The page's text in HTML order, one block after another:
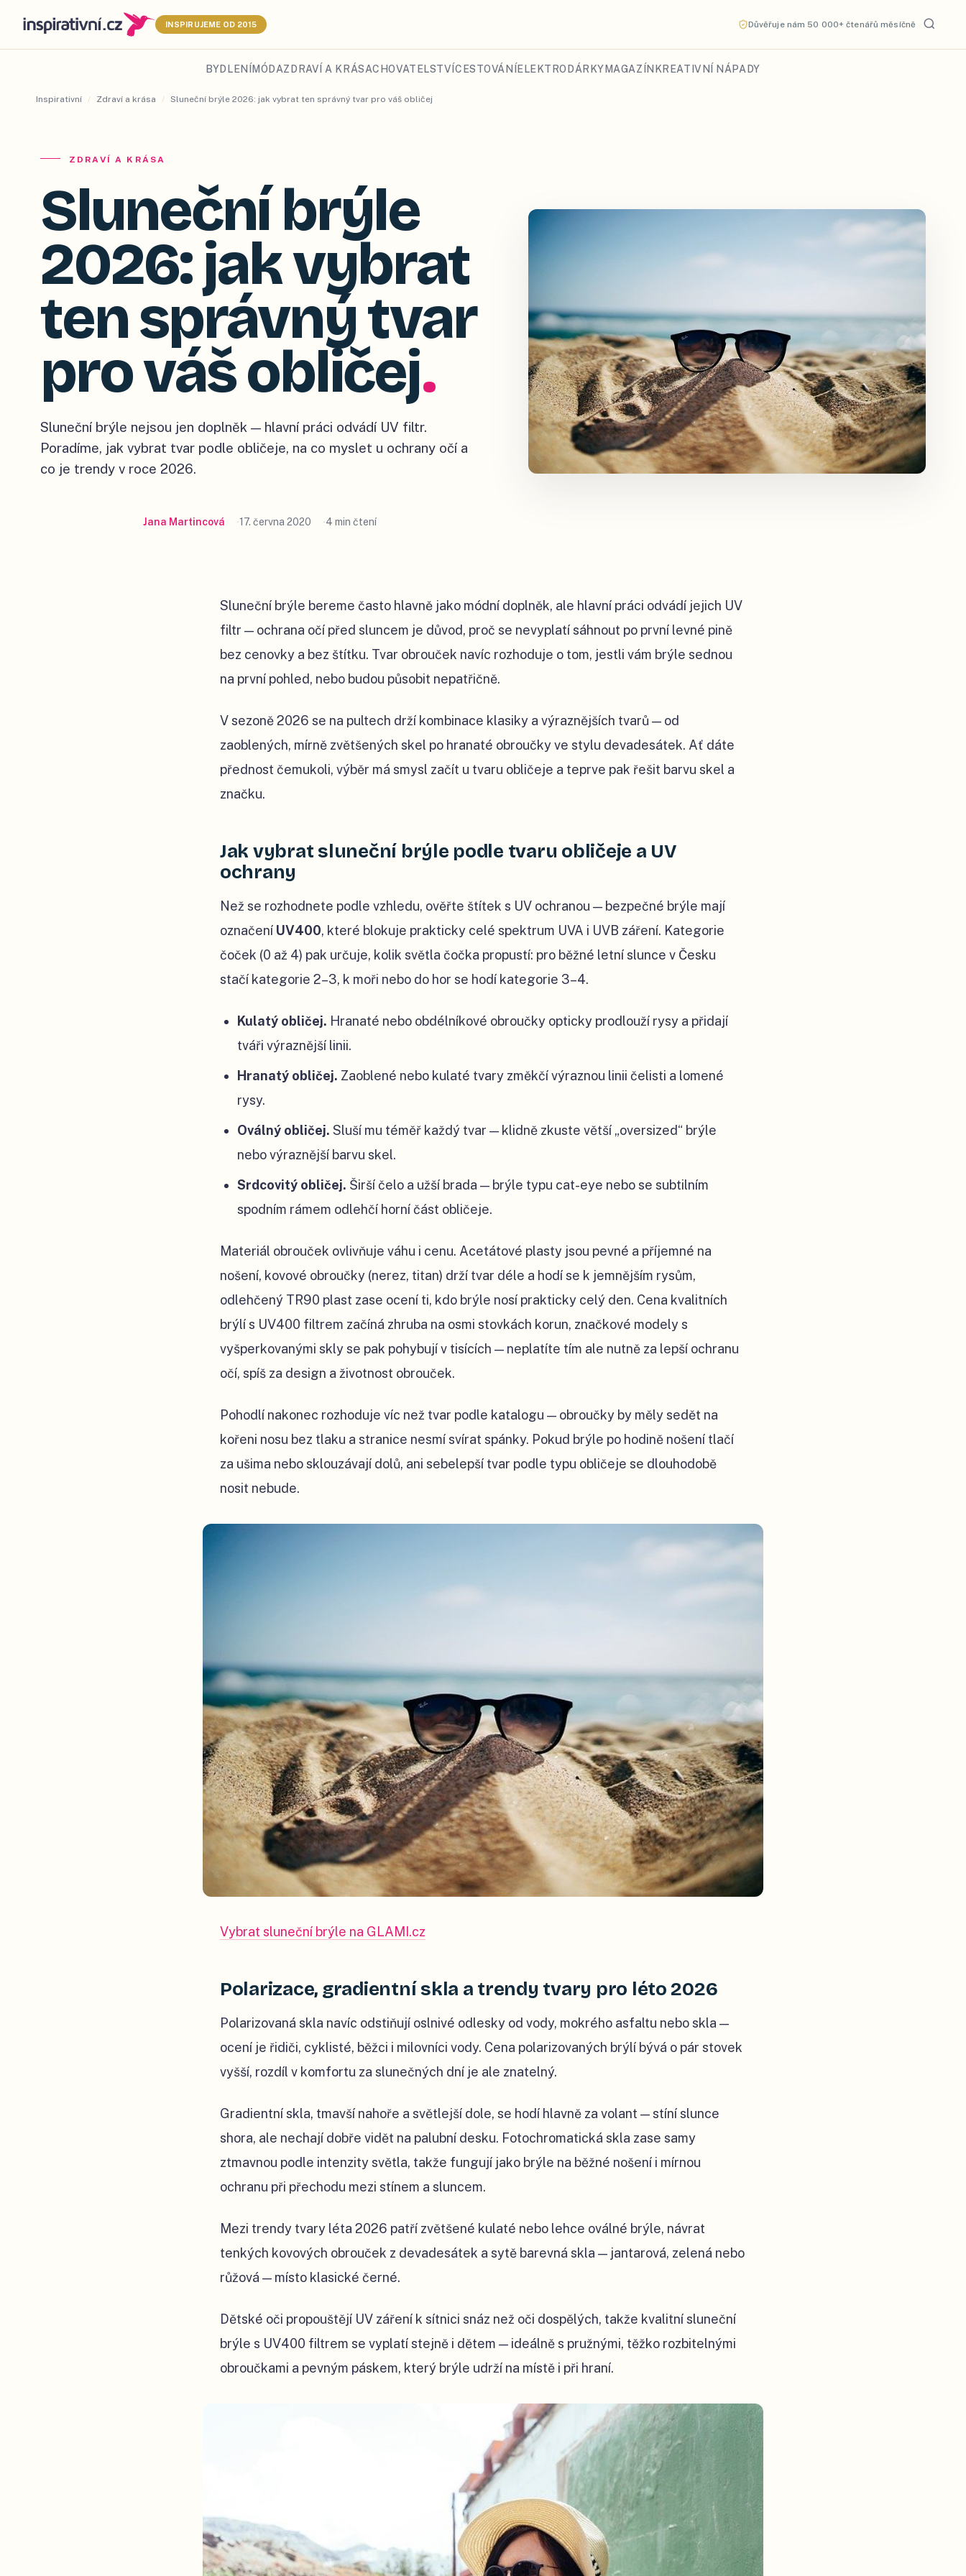
INSPIRUJEME OD 2015 Důvěřuje nám 50 000+ čtenářů měsíčně
BYDLENÍ MÓDAZDRAVÍ A KRÁSACHOVATELSTVÍCESTOVÁNÍ ELEKTRO DÁRKY MAGAZÍN KREATIVNÍ NÁPADY
Inspirativní / Zdraví a krása / Sluneční brýle 2026: jak vybrat ten správný tvar pro váš obličej
ZDRAVÍ A KRÁSA
Sluneční brýle
2026: jak vybrat
ten správný tvar
pro váš obličej.
Sluneční brýle nejsou jen doplněk — hlavní práci odvádí UV filtr.
Poradíme, jak vybrat tvar podle obličeje, na co myslet u ochrany očí a
co je trendy v roce 2026.
Jana Martincová 17. června 2020 4 min čtení
Sluneční brýle bereme často hlavně jako módní doplněk, ale hlavní práci odvádí jejich UV
filtr — ochrana očí před sluncem je důvod, proč se nevyplatí sáhnout po první levné pině
bez cenovky a bez štítku. Tvar obrouček navíc rozhoduje o tom, jestli vám brýle sednou
na první pohled, nebo budou působit nepatřičně.
V sezoně 2026 se na pultech drží kombinace klasiky a výraznějších tvarů — od
zaoblených, mírně zvětšených skel po hranaté obroučky ve stylu devadesátek. Ať dáte
přednost čemukoli, výběr má smysl začít u tvaru obličeje a teprve pak řešit barvu skel a
značku.
Jak vybrat sluneční brýle podle tvaru obličeje a UV
ochrany
Než se rozhodnete podle vzhledu, ověřte štítek s UV ochranou — bezpečné brýle mají
označení UV400, které blokuje prakticky celé spektrum UVA i UVB záření. Kategorie
čoček (0 až 4) pak určuje, kolik světla čočka propustí: pro běžné letní slunce v Česku
stačí kategorie 2–3, k moři nebo do hor se hodí kategorie 3–4.
Kulatý obličej. Hranaté nebo obdélníkové obroučky opticky prodlouží rysy a přidají
tváři výraznější linii.
Hranatý obličej. Zaoblené nebo kulaté tvary změkčí výraznou linii čelisti a lomené
rysy.
Oválný obličej. Sluší mu téměř každý tvar — klidně zkuste větší „oversized“ brýle
nebo výraznější barvu skel.
Srdcovitý obličej. Širší čelo a užší brada — brýle typu cat-eye nebo se subtilním
spodním rámem odlehčí horní část obličeje.
Materiál obrouček ovlivňuje váhu i cenu. Acetátové plasty jsou pevné a příjemné na
nošení, kovové obroučky (nerez, titan) drží tvar déle a hodí se k jemnějším rysům,
odlehčený TR90 plast zase ocení ti, kdo brýle nosí prakticky celý den. Cena kvalitních
brýlí s UV400 filtrem začíná zhruba na osmi stovkách korun, značkové modely s
vyšperkovanými skly se pak pohybují v tisících — neplatíte tím ale nutně za lepší ochranu
očí, spíš za design a životnost obrouček.
Pohodlí nakonec rozhoduje víc než tvar podle katalogu — obroučky by měly sedět na
kořeni nosu bez tlaku a stranice nesmí svírat spánky. Pokud brýle po hodině nošení tlačí
za ušima nebo sklouzávají dolů, ani sebelepší tvar podle typu obličeje se dlouhodobě
nosit nebude.
Vybrat sluneční brýle na GLAMI.cz
Polarizace, gradientní skla a trendy tvary pro léto 2026
Polarizovaná skla navíc odstiňují oslnivé odlesky od vody, mokrého asfaltu nebo skla —
ocení je řidiči, cyklisté, běžci i milovníci vody. Cena polarizovaných brýlí bývá o pár stovek
vyšší, rozdíl v komfortu za slunečných dní je ale znatelný.
Gradientní skla, tmavší nahoře a světlejší dole, se hodí hlavně za volant — stíní slunce
shora, ale nechají dobře vidět na palubní desku. Fotochromatická skla zase samy
ztmavnou podle intenzity světla, takže fungují jako brýle na běžné nošení i mírnou
ochranu při přechodu mezi stínem a sluncem.
Mezi trendy tvary léta 2026 patří zvětšené kulaté nebo lehce oválné brýle, návrat
tenkých kovových obrouček z devadesátek a sytě barevná skla — jantarová, zelená nebo
růžová — místo klasické černé.
Dětské oči propouštějí UV záření k sítnici snáz než oči dospělých, takže kvalitní sluneční
brýle s UV400 filtrem se vyplatí stejně i dětem — ideálně s pružnými, těžko rozbitelnými
obroučkami a pevným páskem, který brýle udrží na místě i při hraní.